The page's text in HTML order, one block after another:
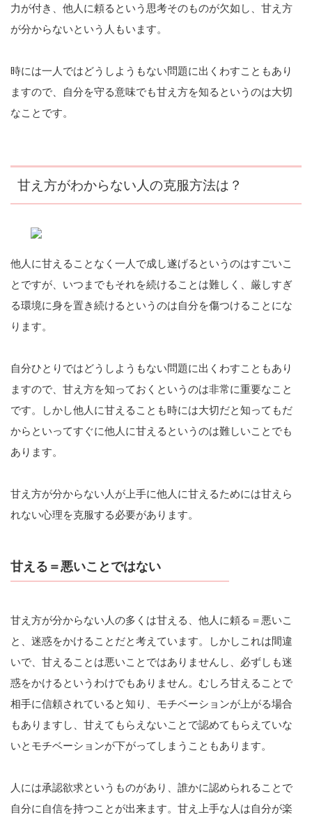
力が付き、他人に頼るという思考そのものが欠如し、甘え方
が分からないという人もいます。
時には一人ではどうしようもない問題に出くわすこともあり
ますので、自分を守る意味でも甘え方を知るというのは大切
なことです。
甘え方がわからない人の克服方法は？
他人に甘えることなく一人で成し遂げるというのはすごいこ
とですが、いつまでもそれを続けることは難しく、厳しすぎ
る環境に身を置き続けるというのは自分を傷つけることにな
ります。
自分ひとりではどうしようもない問題に出くわすこともあり
ますので、甘え方を知っておくというのは非常に重要なこと
です。しかし他人に甘えることも時には大切だと知ってもだ
からといってすぐに他人に甘えるというのは難しいことでも
あります。
甘え方が分からない人が上手に他人に甘えるためには甘えら
れない心理を克服する必要があります。
甘える＝悪いことではない
甘え方が分からない人の多くは甘える、他人に頼る＝悪いこ
と、迷惑をかけることだと考えています。しかしこれは間違
いで、甘えることは悪いことではありませんし、必ずしも迷
惑をかけるというわけでもありません。むしろ甘えることで
相手に信頼されていると知り、モチベーションが上がる場合
もありますし、甘えてもらえないことで認めてもらえていな
いとモチベーションが下がってしまうこともあります。
人には承認欲求というものがあり、誰かに認められることで
自分に自信を持つことが出来ます。甘え上手な人は自分が楽